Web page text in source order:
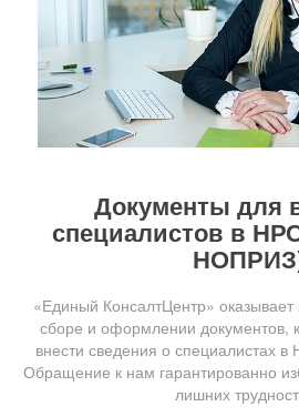
Документы для
специалистов в
«Единый КонсалтЦентр»
сборе и оформлении документов,
внести сведения о специалистах
Обращение к нам гарантированно
лишних